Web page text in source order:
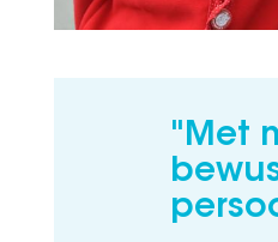
"Met